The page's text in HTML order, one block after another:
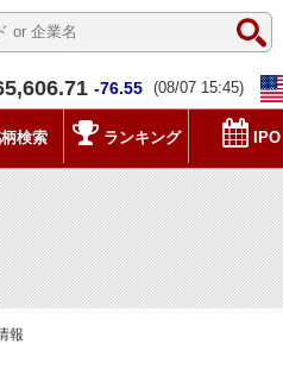
-76.55 (08/07 15:45)
検索 ランキング IPO
報